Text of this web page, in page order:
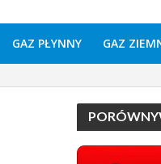
GAZ PŁYNNY GAZ